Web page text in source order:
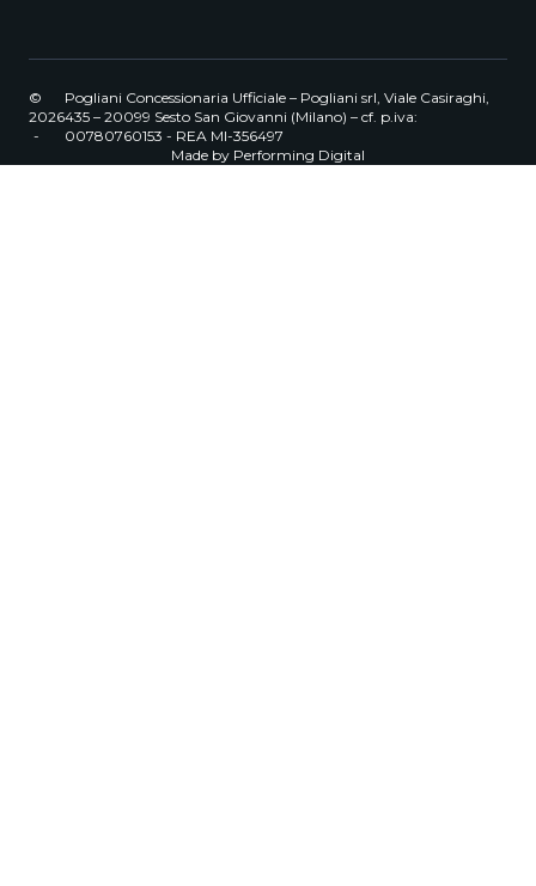
©
2026
-
Pogliani Concessionaria Ufficiale – Pogliani srl, Viale Casiraghi,
435 – 20099 Sesto San Giovanni (Milano) – cf. p.iva:
00780760153 - REA MI-356497
Made by Performing Digital